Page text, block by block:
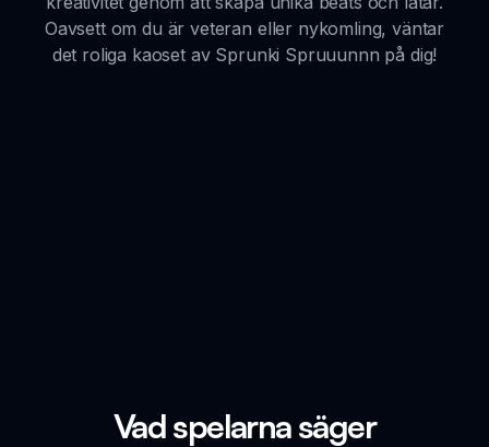
Oavsett om du är veteran eller nykomling, väntar
det roliga kaoset av Sprunki Spruuunnn på dig!
Vad spelarna säger